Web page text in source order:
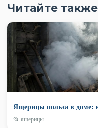
Читайте также
Ящерицы польза в доме:
📂 ящерицы